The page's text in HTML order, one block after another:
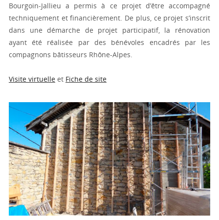
Bourgoin-Jallieu a permis à ce projet d’être accompagné
techniquement et financièrement. De plus, ce projet s’inscrit
dans une démarche de projet participatif, la rénovation
ayant été réalisée par des bénévoles encadrés par les
compagnons bâtisseurs Rhône-Alpes.
Visite virtuelleet Fiche de site